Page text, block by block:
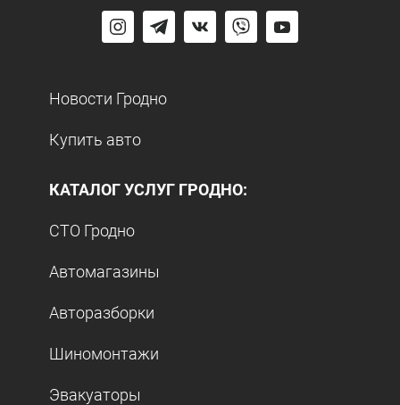
Новости Гродно
Купить авто
КАТАЛОГ УСЛУГ ГРОДНО:
СТО Гродно
Автомагазины
Авторазборки
Шиномонтажи
Эвакуаторы